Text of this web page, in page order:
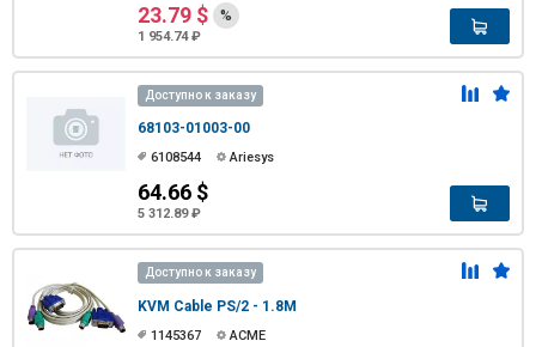
23.79 $
1 954.74 ₽
%
Доступно к заказу
68103-01003-00
6108544 Ariesys
64.66 $
5 312.89 ₽
Доступно к заказу
KVM Cable PS/2 - 1.8M
1145367 ACME